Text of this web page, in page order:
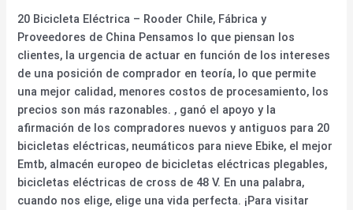
20 Bicicleta Eléctrica – Rooder Chile, Fábrica y
Proveedores de China Pensamos lo que piensan los
clientes, la urgencia de actuar en función de los intereses
de una posición de comprador en teoría, lo que permite
una mejor calidad, menores costos de procesamiento, los
precios son más razonables. , ganó el apoyo y la
afirmación de los compradores nuevos y antiguos para 20
bicicletas eléctricas, neumáticos para nieve Ebike, el mejor
Emtb, almacén europeo de bicicletas eléctricas plegables,
bicicletas eléctricas de cross de 48 V. En una palabra,
cuando nos elige, elige una vida perfecta. ¡Para visitar